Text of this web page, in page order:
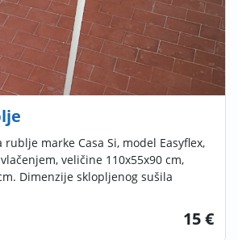
rublje marke Casa Si, model Easyflex,
veličine 110x55x90 cm,
Dimenzije sklopljenog sušila
15 €